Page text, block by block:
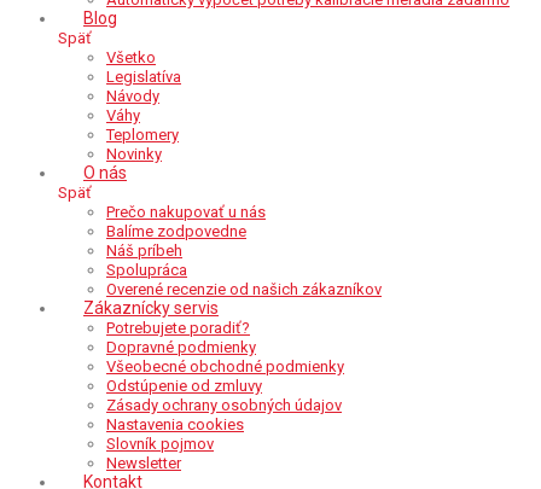
Blog
Späť
Všetko
Legislatíva
Návody
Váhy
Teplomery
Novinky
O nás
Späť
Prečo nakupovať u nás
Balíme zodpovedne
Náš príbeh
Spolupráca
Overené recenzie od našich zákazníkov
Zákaznícky servis
Potrebujete poradiť?
Dopravné podmienky
Všeobecné obchodné podmienky
Odstúpenie od zmluvy
Zásady ochrany osobných údajov
Nastavenia cookies
Slovník pojmov
Newsletter
Kontakt